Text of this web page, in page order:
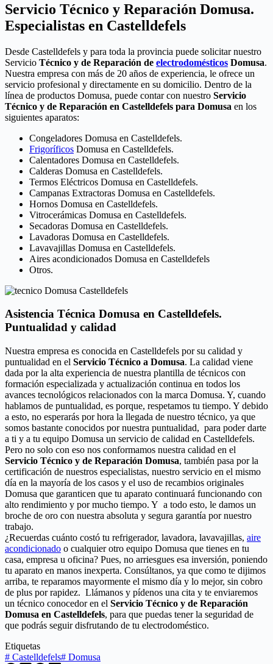
Servicio Técnico y Reparación Domusa.
Especialistas en Castelldefels
Desde Castelldefels y para toda la provincia puede solicitar nuestro
Servicio Técnico y de Reparación de electrodomésticos Domusa.
Nuestra empresa con más de 20 años de experiencia, le ofrece un
servicio profesional y directamente en su domicilio. Dentro de la
línea de productos Domusa, puede contar con nuestro Servicio
Técnico y de Reparación en Castelldefels para Domusa en los
siguientes aparatos:
Congeladores Domusa en Castelldefels.
Frigoríficos Domusa en Castelldefels.
Calentadores Domusa en Castelldefels.
Calderas Domusa en Castelldefels.
Termos Eléctricos Domusa en Castelldefels.
Campanas Extractoras Domusa en Castelldefels.
Hornos Domusa en Castelldefels.
Vitrocerámicas Domusa en Castelldefels.
Secadoras Domusa en Castelldefels.
Lavadoras Domusa en Castelldefels.
Lavavajillas Domusa en Castelldefels.
Aires acondicionados Domusa en Castelldefels
Otros.
Asistencia Técnica Domusa en Castelldefels.
Puntualidad y calidad
Nuestra empresa es conocida en Castelldefels por su calidad y
puntualidad en el Servicio Técnico a Domusa. La calidad viene
dada por la alta experiencia de nuestra plantilla de técnicos con
formación especializada y actualización continua en todos los
avances tecnológicos relacionados con la marca Domusa. Y, cuando
hablamos de puntualidad, es porque, respetamos tu tiempo. Y debido
a esto, no esperarás por hora la llegada de nuestro técnico, ya que
somos bastante conocidos por nuestra puntualidad, para poder darte
a ti y a tu equipo Domusa un servicio de calidad en Castelldefels.
Pero no solo con eso nos conformamos nuestra calidad en el
Servicio Técnico y de Reparación Domusa, también pasa por la
certificación de nuestros especialistas, nuestro servicio en el mismo
día en la mayoría de los casos y el uso de recambios originales
Domusa que garanticen que tu aparato continuará funcionando con
alto rendimiento y por mucho tiempo. Y a todo esto, le damos un
broche de oro con nuestra absoluta y segura garantía por nuestro
trabajo.
¿Recuerdas cuánto costó tu refrigerador, lavadora, lavavajillas, aire
acondicionado o cualquier otro equipo Domusa que tienes en tu
casa, empresa u oficina? Pues, no arriesgues esa inversión, poniendo
tu aparato en manos inexperta. Consúltanos, ya que como te dijimos
arriba, te reparamos mayormente el mismo día y lo mejor, sin cobro
de plus por rapidez. Llámanos y pídenos una cita y te enviaremos
un técnico conocedor en el Servicio Técnico y de Reparación
Domusa en Castelldefels, para que puedas tener la seguridad de
que podrás seguir disfrutando de tu electrodoméstico.
Etiquetas
# Castelldefels# Domusa